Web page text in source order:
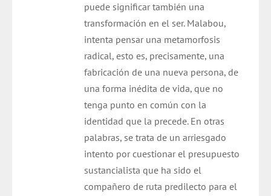
puede significar también una
transformación en el ser. Malabou,
intenta pensar una metamorfosis
radical, esto es, precisamente, una
fabricación de una nueva persona, de
una forma inédita de vida, que no
tenga punto en común con la
identidad que la precede. En otras
palabras, se trata de un arriesgado
intento por cuestionar el presupuesto
sustancialista que ha sido el
compañero de ruta predilecto para el